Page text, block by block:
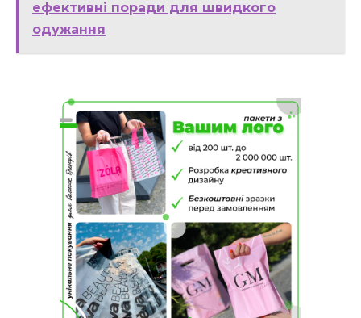
ефективні поради для швидкого
одужання